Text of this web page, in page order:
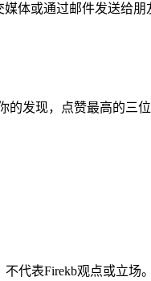
体或通过邮件发送给
发现，点赞最高的三位
代表Firekb观点或立